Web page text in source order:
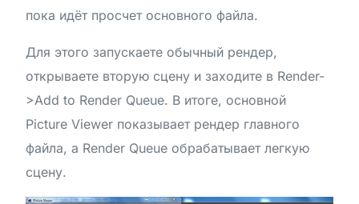
пока идёт просчет основного файла.
Для этого запускаете обычный рендер,
открываете вторую сцену и заходите в Render-
>Add to Render Queue. В итоге, основной
Picture Viewer показывает рендер главного
файла, а Render Queue обрабатывает легкую
сцену.